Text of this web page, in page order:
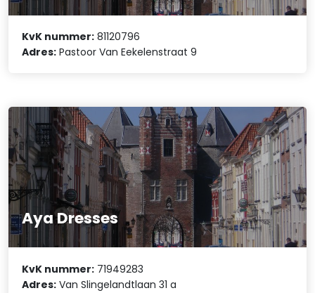
KvK nummer: 81120796
Adres: Pastoor Van Eekelenstraat 9
Aya Dresses
KvK nummer: 71949283
Adres: Van Slingelandtlaan 31 a